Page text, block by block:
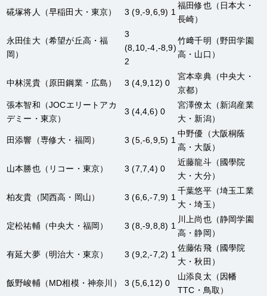
硴塚将人 （早稲田大・東京） 3 (9,-9,6,9) 1
福田修也（日本大・
長崎）
永田佳大（希望が丘高・福
岡）
3
(8,10,-4,-8,9)
2
竹﨑千明
（野田学園
高・山口）
中林滉貴（原田鋼業・広島） 3 (4,9,12) 0
宮本幸典（中央大・
京都）
張本智和 （JOCエリートアカ
デミー・東京）
3 (4,4,6) 0
宮澤僚太 （新潟産業
大・新潟）
田添響 （専修大・福岡） 3 (5,-6,9,5) 1
中野優 （大阪桐蔭
高・大阪）
山本勝也（リコー・東京） 3 (7,7,4) 0
近藤龍斗（國學院
大・大分）
柏友貴 （関西高・岡山） 3 (6,6,-7,9) 1
千葉悠平（埼玉工業
大・埼玉）
定松祐輔（中央大・福岡） 3 (8,-9,8,8) 1
川上尚也（静岡学園
高・静岡）
有延大夢（明治大・東京） 3 (9,2,-7,2) 1
佐藤佑飛（國學院
大・秋田）
飯野峻輔（MD相模・神奈川） 3 (5,6,12) 0
山添良太 （因幡
TTC・鳥取）